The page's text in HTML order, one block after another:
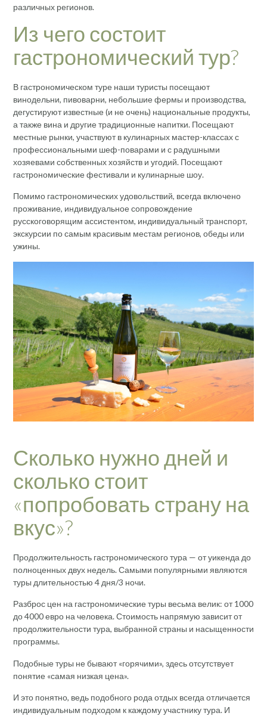
различных регионов.
Из чего состоит
гастрономический тур?
В гастрономическом туре наши туристы посещают
винодельни, пивоварни, небольшие фермы и производства,
дегустируют известные (и не очень) национальные продукты,
а также вина и другие традиционные напитки. Посещают
местные рынки, участвуют в кулинарных мастер-классах с
профессиональными шеф-поварами и с радушными
хозяевами собственных хозяйств и угодий. Посещают
гастрономические фестивали и кулинарные шоу.
Помимо гастрономических удовольствий, всегда включено
проживание, индивидуальное сопровождение
русскоговорящим ассистентом, индивидуальный транспорт,
экскурсии по самым красивым местам регионов, обеды или
ужины.
Сколько нужно дней и
сколько стоит
«попробовать страну на
вкус»?
Продолжительность гастрономического тура — от уикенда до
полноценных двух недель. Самыми популярными являются
туры длительностью 4 дня/3 ночи.
Разброс цен на гастрономические туры весьма велик: от 1000
до 4000 евро на человека. Стоимость напрямую зависит от
продолжительности тура, выбранной страны и насыщенности
программы.
Подобные туры не бывают «горячими», здесь отсутствует
понятие «самая низкая цена».
И это понятно, ведь подобного рода отдых всегда отличается
индивидуальным подходом к каждому участнику тура. И